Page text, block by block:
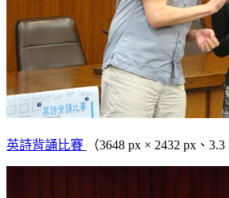
英詩背誦比賽 （3648 px × 2432 px、3.3